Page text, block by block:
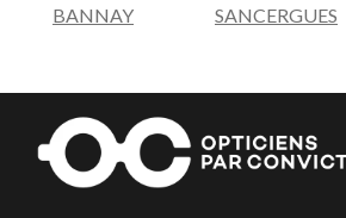
BANNAY
SANCERGUES